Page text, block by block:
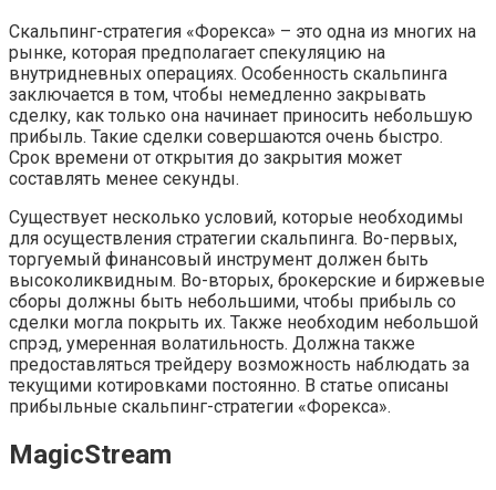
Скальпинг-стратегия «Форекса» – это одна из многих на
рынке, которая предполагает спекуляцию на
внутридневных операциях. Особенность скальпинга
заключается в том, чтобы немедленно закрывать
сделку, как только она начинает приносить небольшую
прибыль. Такие сделки совершаются очень быстро.
Срок времени от открытия до закрытия может
составлять менее секунды.
Существует несколько условий, которые необходимы
для осуществления стратегии скальпинга. Во-первых,
торгуемый финансовый инструмент должен быть
высоколиквидным. Во-вторых, брокерские и биржевые
сборы должны быть небольшими, чтобы прибыль со
сделки могла покрыть их. Также необходим небольшой
спрэд, умеренная волатильность. Должна также
предоставляться трейдеру возможность наблюдать за
текущими котировками постоянно. В статье описаны
прибыльные скальпинг-стратегии «Форекса».
MagicStream